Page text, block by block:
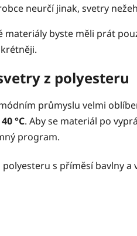
neurčí jinak, svetry
materiály byste měli prát
z polyesteru
průmyslu velmi
40 °C. Aby se materiál po
program.
polyesteru s příměsí bavlny a